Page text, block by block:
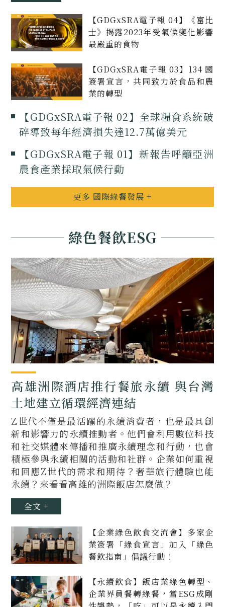
【GDGxSRA電子報 04】《富比
士》揭露2023年受氣候變化影響
最嚴重的食物
【GDGxSRA電子報 03】134 國
簽署宣言，共同致力於食品和農
業的轉型
【GDGxSRA電子報 02】全球糧食系統破
碎導致每年經濟損失達12.7萬億美元
【GDGxSRA電子報 01】新報告呼籲亞洲
農食產業採取氣候行動
更多 國際綠餐發展 +
綠色餐飲ESG
高雄洲際酒店推行餐旅永續 與台灣
土地建立循環經濟連結
Z世代不僅是最活躍的永續消費者，也是最具創
新和影響力的永續推動者。他們會利用數位科技
和社交媒體來傳播和推廣永續理念和行動，也會
積極參與永續相關的活動和社群。企業如何重視
和回應Z世代的需求和期待？奢華旅行體驗也能
永續？來看看高雄的洲際飯店怎麼做？
全文 +
【企業綠色飲食交流會】多家企
業簽署「綠食宣言」加入「綠色
餐飲指南」倡議行動！
【永續飲食】飯店業綠色轉型、
企業界員餐轉綠餐，當ESG成剛